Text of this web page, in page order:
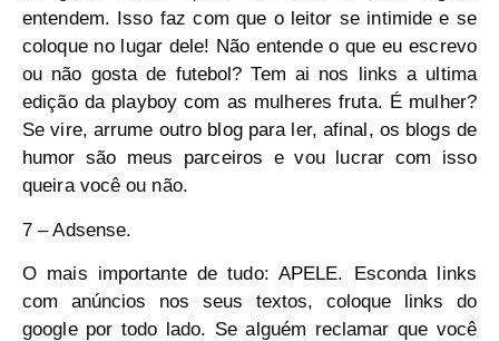
entendem. Isso faz com que o leitor se intimide e se
coloque no lugar dele! Não entende o que eu escrevo
ou não gosta de futebol? Tem ai nos links a ultima
edição da playboy com as mulheres fruta. É mulher?
Se vire, arrume outro blog para ler, afinal, os blogs de
humor são meus parceiros e vou lucrar com isso
queira você ou não.
7 – Adsense.
O mais importante de tudo: APELE. Esconda links
com anúncios nos seus textos, coloque links do
google por todo lado. Se alguém reclamar que você